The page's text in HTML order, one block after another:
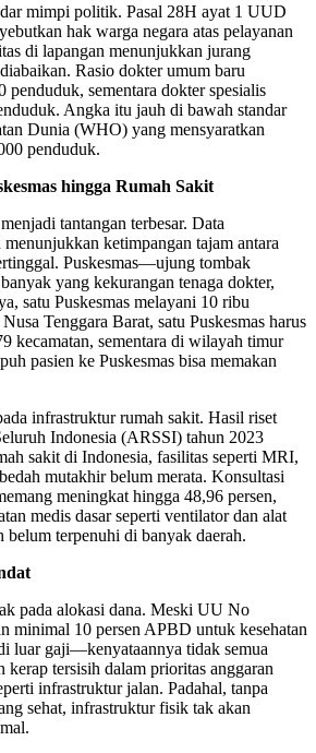
mimpi politik. Pasal 28H ayat 1 UUD
hak warga negara atas pelayanan
di lapangan menunjukkan jurang
Rasio dokter umum baru
penduduk, sementara dokter spesialis
Angka itu jauh di bawah standar
Dunia (WHO) yang mensyaratkan
penduduk.
hingga Rumah Sakit
tantangan terbesar. Data
ketimpangan tajam antara
Puskesmas—ujung tombak
yang kekurangan tenaga dokter,
satu Puskesmas melayani 10 ribu
Tenggara Barat, satu Puskesmas harus
kecamatan, sementara di wilayah timur
pasien ke Puskesmas bisa memakan
infrastruktur rumah sakit. Hasil riset
Indonesia (ARSSI) tahun 2023
sakit di Indonesia, fasilitas seperti MRI,
mutakhir belum merata. Konsultasi
meningkat hingga 48,96 persen,
medis dasar seperti ventilator dan alat
belum terpenuhi di banyak daerah.
pada alokasi dana. Meski UU No
minimal 10 persen APBD untuk kesehatan
luar gaji—kenyataannya tidak semua
kerap tersisih dalam prioritas anggaran
infrastruktur jalan. Padahal, tanpa
sehat, infrastruktur fisik tak akan